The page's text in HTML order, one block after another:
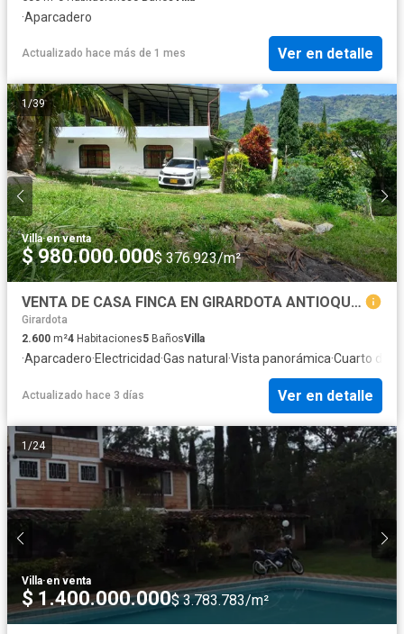
·Aparcadero
Actualizado hace más de 1 mes Ver en detalle
1/39
Villa·en venta
$ 980.000.000$ 376.923/m²
VENTA DE CASA FINCA EN GIRARDOTA ANTIOQUIA.
Girardota
2.600 m²4 Habitaciones5 BañosVilla
·Aparcadero·Electricidad·Gas natural ·Vista panorámica·Cuarto de
Actualizado hace 3 días Ver en detalle
1 /24
Villa·en venta
$ 1.400.000.000$ 3.783.783/m²